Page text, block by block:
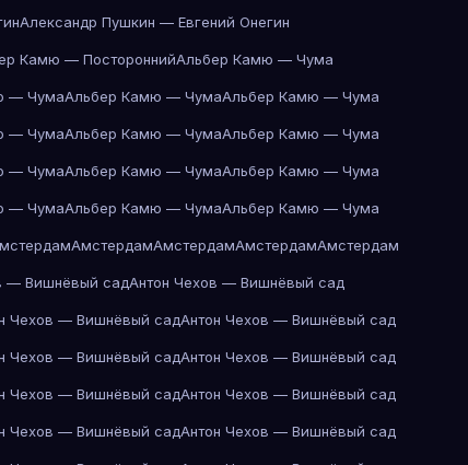
Александр Пушкин — Евгений Онегин
Камю — ПостороннийАльбер Камю — Чума
— ЧумаАльбер Камю — ЧумаАльбер Камю — Чума
— ЧумаАльбер Камю — ЧумаАльбер Камю — Чума
— ЧумаАльбер Камю — ЧумаАльбер Камю — Чума
— ЧумаАльбер Камю — ЧумаАльбер Камю — Чума
АмстердамАмстердамАмстердамАмстердам
— Вишнёвый садАнтон Чехов — Вишнёвый сад
Чехов — Вишнёвый садАнтон Чехов — Вишнёвый сад
Чехов — Вишнёвый садАнтон Чехов — Вишнёвый сад
Чехов — Вишнёвый садАнтон Чехов — Вишнёвый сад
Чехов — Вишнёвый садАнтон Чехов — Вишнёвый сад